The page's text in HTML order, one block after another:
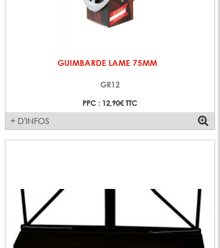
GUIMBARDE LAME 75MM
GR12
PPC : 12,90€ TTC
+ D'INFOS